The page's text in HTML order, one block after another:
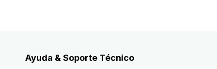
Ayuda & Soporte Técnico